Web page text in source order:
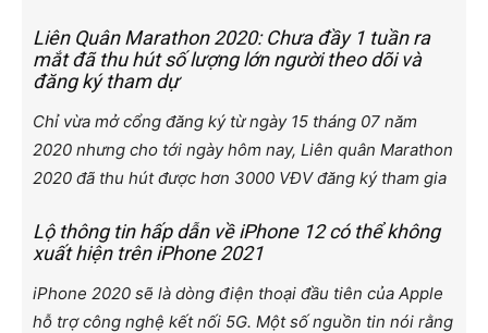
Liên Quân Marathon 2020: Chưa đầy 1 tuần ra
mắt đã thu hút số lượng lớn người theo dõi và
đăng ký tham dự
Chỉ vừa mở cổng đăng ký từ ngày 15 tháng 07 năm
2020 nhưng cho tới ngày hôm nay, Liên quân Marathon
2020 đã thu hút được hơn 3000 VĐV đăng ký tham gia
Lộ thông tin hấp dẫn về iPhone 12 có thể không
xuất hiện trên iPhone 2021
iPhone 2020 sẽ là dòng điện thoại đầu tiên của Apple
hỗ trợ công nghệ kết nối 5G. Một số nguồn tin nói rằng